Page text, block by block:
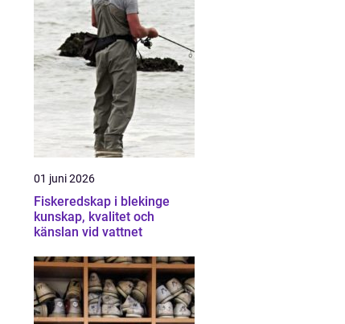
01 juni 2026
Fiskeredskap i blekinge
kunskap, kvalitet och
känslan vid vattnet